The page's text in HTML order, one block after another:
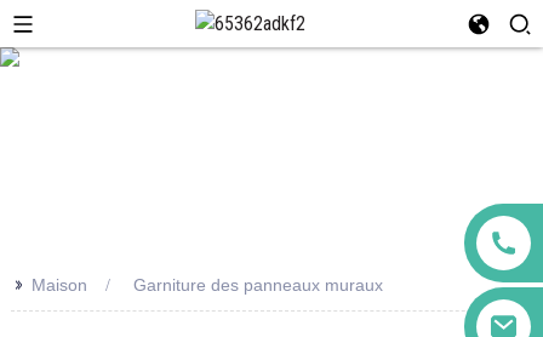
>> Maison Garniture des panneaux muraux